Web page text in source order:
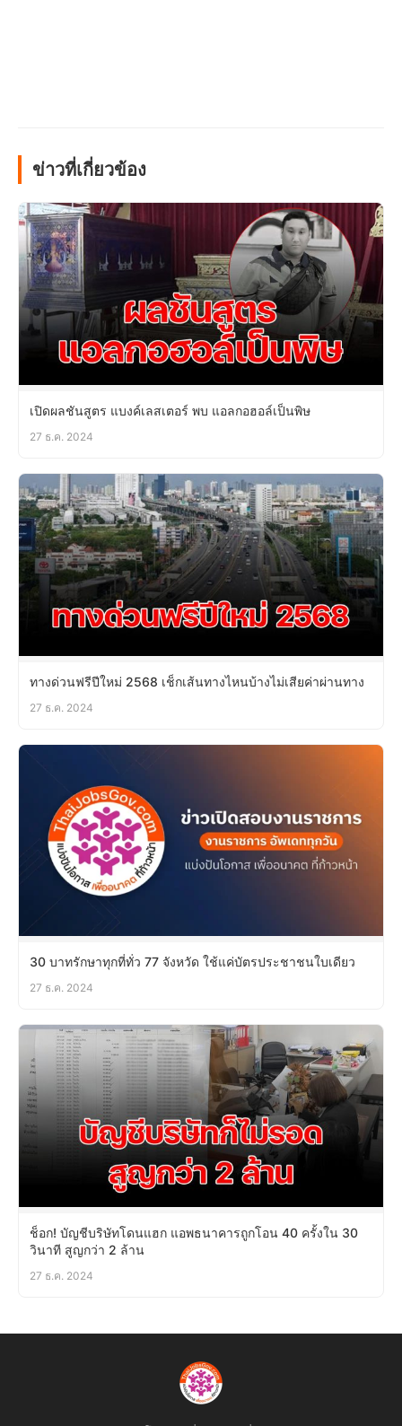
ข่าวที่เกี่ยวข้อง
เปิดผลชันสูตร แบงค์เลสเตอร์ พบ แอลกอฮอล์เป็นพิษ
27 ธ.ค. 2024
ทางด่วนฟรีปีใหม่ 2568 เช็กเส้นทางไหนบ้างไม่เสียค่าผ่านทาง
27 ธ.ค. 2024
30 บาทรักษาทุกที่ทั่ว 77 จังหวัด ใช้แค่บัตรประชาชนใบเดียว
27 ธ.ค. 2024
ช็อก! บัญชีบริษัทโดนแฮก แอพธนาคารถูกโอน 40 ครั้งใน 30
วินาที สูญกว่า 2 ล้าน
27 ธ.ค. 2024